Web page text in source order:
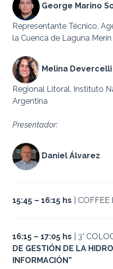
George Marino
Representante Técnico,
la Cuenca de Laguna
Melina
Regional Litoral, Instituto
Argentina
Presentador:
Daniel Álvarez
15:45 – 16:15 hs | COFFEE
16:15 – 17:05 hs | 3°
DE GESTIÓN DE LA
INFORMACIÓN”